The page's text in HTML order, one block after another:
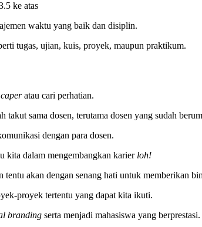
ke atas
waktu yang baik dan disiplin.
tugas, ujian, kuis, proyek, maupun praktikum.
caperatau cari perhatian.
sama dosen, terutama dosen yang sudah
dengan para dosen.
kita dalam mengembangkan karier loh!
akan dengan senang hati untuk memberikan
proyek tertentu yang dapat kita ikuti.
branding serta menjadi mahasiswa yang berprestasi.